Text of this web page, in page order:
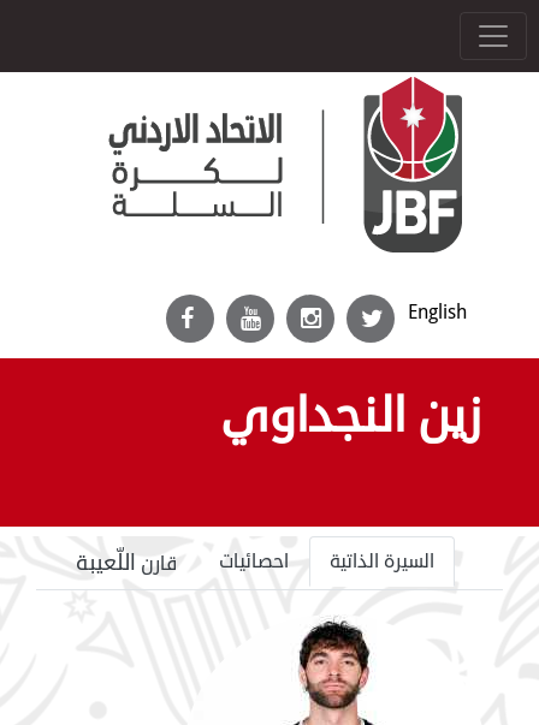
English
زين النجداوي
السيرة الذاتية احصائيات قارن اللّعيبة